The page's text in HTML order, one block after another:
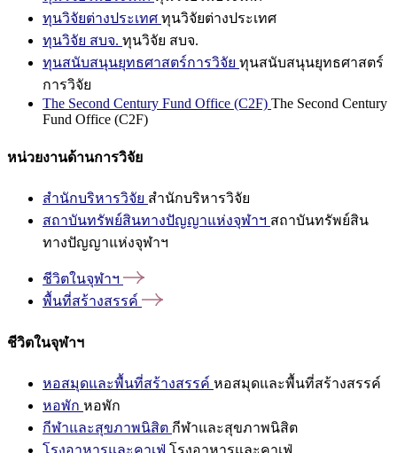
ทุนวิจัยต่างประเทศ ทุนวิจัยต่างประเทศ
ทุนวิจัย สบจ. ทุนวิจัย สบจ.
ทุนสนับสนุนยุทธศาสตร์การวิจัย ทุนสนับสนุนยุทธศาสตร์
การวิจัย
The Second Century Fund Office (C2F) The Second Century
Fund Office (C2F)
หน่วยงานด้านการวิจัย
สำนักบริหารวิจัย สำนักบริหารวิจัย
สถาบันทรัพย์สินทางปัญญาแห่งจุฬาฯ สถาบันทรัพย์สิน
ทางปัญญาแห่งจุฬาฯ
ชีวิตในจุฬาฯ
พื้นที่สร้างสรรค์
ชีวิตในจุฬาฯ
หอสมุดและพื้นที่สร้างสรรค์ หอสมุดและพื้นที่สร้างสรรค์
หอพัก หอพัก
กีฬาและสุขภาพนิสิต กีฬาและสุขภาพนิสิต
โรงอาหารและคาเฟ่ โรงอาหารและคาเฟ่